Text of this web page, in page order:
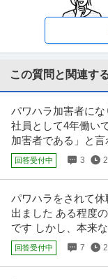
／内勤9割／安定性
株式会社スタッド
昇
年収400万円〜620万
残業10H以下／内勤9割／
中野／現場品質検査
土日祝／”ホワイト企
株式会社レオパレス21
新着 正社員 交通費支給
年収579万円〜1,002
株式会社レオパレス21
残業10h程度｜土日祝｜”
経理（財務会計） ／
／平均年齢30代／残
株式会社林電子
この質問と関連す
パワハラ加害者に
社員として4年働い
加害者である」と
回答受付中 3
パワハラをされて
出ました ある程度
です しかし、本来
回答受付中 7